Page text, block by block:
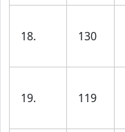
18. 130
19. 119